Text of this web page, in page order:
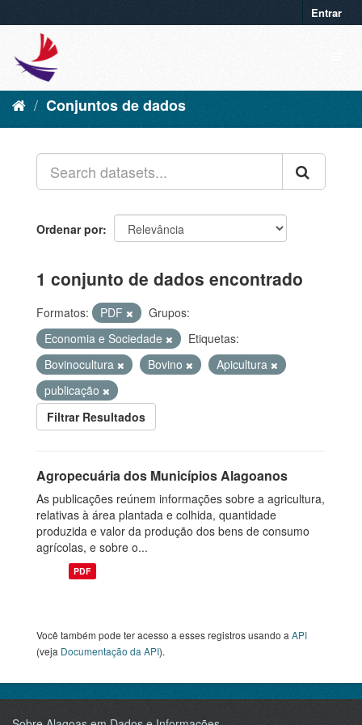
Entrar
Conjuntos de dados
Ordenar por
1 conjunto de dados encontrado
Formatos: PDF
Grupos:
Economia e Sociedade
Etiquetas:
Bovinocultura
Bovino
Apicultura
publicação
Filtrar Resultados
Agropecuária dos Municípios Alagoanos
As publicações reúnem informações sobre a agricultura,
relativas à área plantada e colhida, quantidade
produzida e valor da produção dos bens de consumo
agrícolas, e sobre o...
PDF
Você também pode ter acesso a esses registros usando a API
(veja Documentação da API).